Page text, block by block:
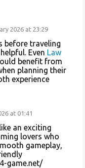
2026 at 23:29
before traveling
Even Law
benefit from
planning their
experience
at 01:41
an exciting
lovers who
gameplay,
game.net/